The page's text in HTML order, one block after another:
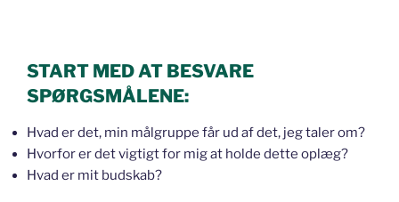
START MED AT BESVARE
SPØRGSMÅLENE:
Hvad er det, min målgruppe får ud af det, jeg taler om?
Hvorfor er det vigtigt for mig at holde dette oplæg?
Hvad er mit budskab?